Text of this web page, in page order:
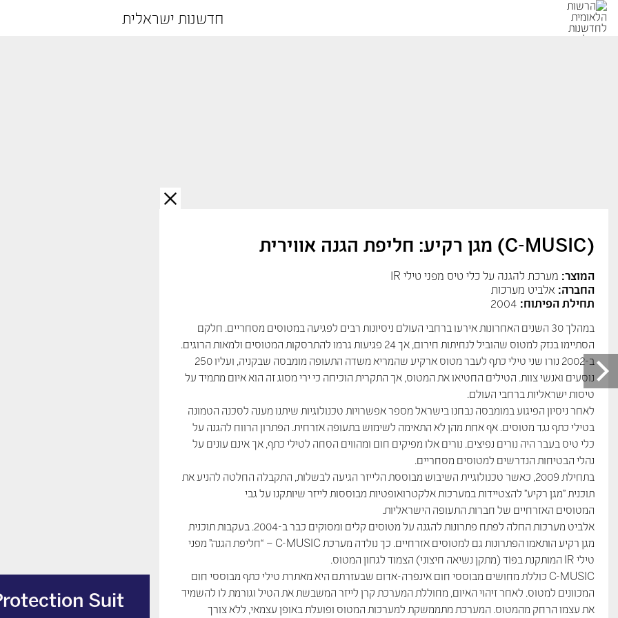
חדשנות ישראלית
(C-MUSIC) מגן רקיע: חליפת הגנה אווירית
המוצר: מערכת להגנה על כלי טיס מפני טילי IR
החברה: אלביט מערכות
תחילת הפיתוח:
במהלך 30 השנים האחרונות אירעו ברחבי העולם ניסיונות רבים לפגיעה במטוסים מסחריים. חלקם
הסתיימו בנזק למטוס שהוביל לנחיתות חירום, אך 24 פגיעות גרמו להתרסקות המטוסים ולמאות הרוגים.
ב-2002 נורו שני טילי כתף לעבר מטוס ארקיע שהמריא משדה התעופה מומבסה שבקניה, ועליו 250
נוסעים ואנשי צוות. הטילים החטיאו את המטוס, אך התקרית הוכיחה כי ירי מסוג זה הוא איום מתמיד על
טיסות ישראליות ברחבי העולם.
לאחר ניסיון הפיגוע במומבסה נבחנו בישראל מספר אפשרויות טכנולוגיות שיתנו מענה לסכנה הטמונה
בטילי כתף נגד מטוסים. אף אחת מהן לא התאימה לשימוש בתעופה אזרחית. הפתרון הרווח להגנה על
כלי טיס בעבר היה נורים נפיצים. נורים אלו מפיקים חום ומהווים הסחה לטילי כתף, אך אינם עונים על
נהלי הבטיחות הנדרשים למטוסים מסחריים.
בתחילת 2009, כאשר טכנולוגיית השיבוש מבוססת הלייזר הגיעה לבשלות, התקבלה החלטה להניע את
תוכנית "מגן רקיע" להצטיידות במערכות אלקטרואופטיות מבוססות לייזר שיותקנו על גבי
המטוסים האזרחיים של חברות התעופה הישראליות.
אלביט מערכות החלה לפתח פתרונות להגנה על מטוסים קלים ומסוקים כבר ב-2004. בעקבות תוכנית
מגן רקיע הותאמו הפתרונות גם למטוסים אזרחיים. כך נולדה מערכת C-MUSIC – “חליפת הגנה” מפני
טילי IR המותקנת בפּוֹד (מתקן נשיאה חיצוני) הצמוד לגחון המטוס.
C-MUSIC כוללת מחושים מבוססי חום אינפרה-אדום שבעזרתם היא מאתרת טילי כתף מבוססי חום
המכוונים למטוס. לאחר זיהוי האיום, מחוללת המערכת קרן לייזר המשבשת את הטיל וגורמת לו להשמיד
את עצמו הרחק מהמטוס. המערכת מתממשקת למערכות המטוס ופועלת באופן עצמאי, ללא צורך
Suit